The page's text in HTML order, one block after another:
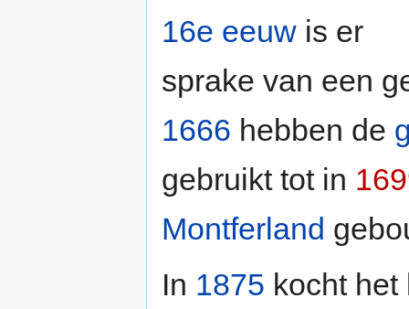
16e eeuw is er
sprake van een
1666 hebben de
gebruikt tot in
Montferland
In 1875 kocht